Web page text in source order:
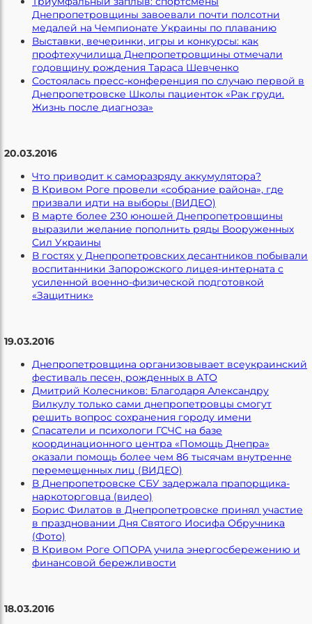
Днепропетровщины завоевали почти полсотни
медалей на Чемпионате Украины по плаванию
Выставки, вечеринки, игры и конкурсы: как
профтехучилища Днепропетровщины отмечали
годовщину рождения Тараса Шевченко
Состоялась пресс-конференция по случаю первой в
Днепропетровске Школы пациенток «Рак груди.
Жизнь после диагноза»
20.03.2016
Что приводит к саморазряду аккумулятора?
В Кривом Роге провели «собрание района», где
призвали идти на выборы (ВИДЕО)
В марте более 230 юношей Днепропетровщины
выразили желание пополнить ряды Вооруженных
Сил Украины
В гостях у Днепропетровских десантников побывали
воспитанники Запорожского лицея-интерната с
усиленной военно-физической подготовкой
«Защитник»
19.03.2016
Днепропетровщина организовывает всеукраинский
фестиваль песен, рожденных в АТО
Дмитрий Колесников: Благодаря Александру
Вилкулу только сами днепропетровцы смогут
решить вопрос сохранения городу имени
Спасатели и психологи ГСЧС на базе
координационного центра «Помощь Днепра»
оказали помощь более чем 86 тысячам внутренне
перемещенных лиц (ВИДЕО)
В Днепропетровске СБУ задержала прапорщика-
наркоторговца (видео)
Борис Филатов в Днепропетровске принял участие
в праздновании Дня Святого Иосифа Обручника
(Фото)
В Кривом Роге ОПОРА учила энергосбережению и
финансовой бережливости
18.03.2016